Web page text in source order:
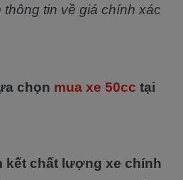
thông tin về giá chính xác
chọn mua xe 50cc tại
kết chất lượng xe chính